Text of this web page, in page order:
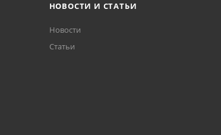
НОВОСТИ И СТАТЬИ
Новости
Статьи